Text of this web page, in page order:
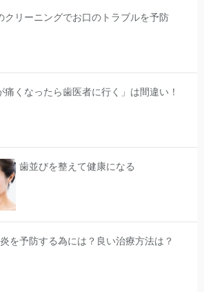
クリーニングでお口のトラブルを予防
痛くなったら歯医者に行く」は間違い！
歯並びを整えて健康になる
を予防する為には？良い治療方法は？